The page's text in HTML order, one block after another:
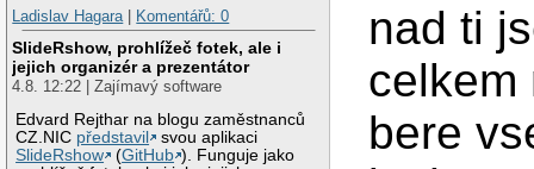
Ladislav Hagara| Komentářů: 0
SlideRshow, prohlížeč fotek, ale i
jejich organizér a prezentátor
4.8. 12:22 | Zajímavý software
Edvard Rejthar na blogu zaměstnanců
CZ.NIC představil
svou aplikaci
SlideRshow
(GitHub ). Funguje jako
nad ti
celkem
bere